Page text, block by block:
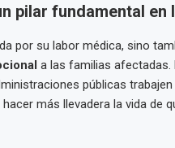
pilar fundamental
por su labor médica, sino
a las familias afectadas.
públicas
hacer más llevadera la vida de